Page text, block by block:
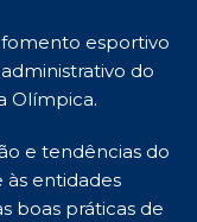
esportivo
do
Olímpica.
e tendências do
às entidades
boas práticas de